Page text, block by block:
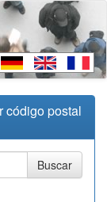
código postal